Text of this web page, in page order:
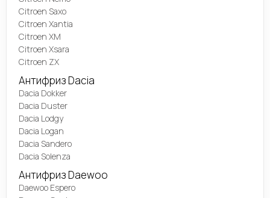
Citroen Saxo
Citroen Xantia
Citroen XM
Citroen Xsara
Citroen ZX
Антифриз Dacia
Dacia Dokker
Dacia Duster
Dacia Lodgy
Dacia Logan
Dacia Sandero
Dacia Solenza
Антифриз Daewoo
Daewoo Espero